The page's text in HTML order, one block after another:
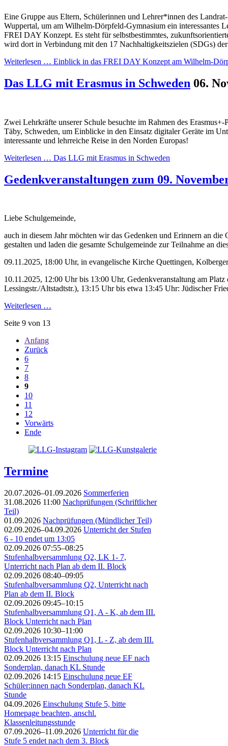
Eine Gruppe aus Eltern, Schülerinnen und Lehrer*innen des
Wuppertal, um am Wilhelm-Dörpfeld-Gymnasium ein interessantes
FREI DAY Konzept. Es steht für selbstbestimmtes,
wird dort in Verbindung mit den 17 Nachhaltigkeitszielen (SDGs)
Weiterlesen … Einblick in das FREI DAY Konzept am Wilhelm-
Das LLG mit Erasmus in Schweden 06.
Zwei Lehrkräfte unserer Schule besuchte im Rahmen des Erasmus+-
Täby, Schweden, um Einblicke in den Einsatz digitaler Geräte im
interessante und lehrreiche Reise in den Norden Europas!
Weiterlesen … Das LLG mit Erasmus in Schweden
Gedenkveranstaltungen zum 09.
Liebe Schulgemeinde,
auch in diesem Jahr möchten wir das Gedenken und Erinnern an die
gestalten und laden die gesamte Schulgemeinde zur Teilnahme an
09.11.2025, 18:00 Uhr, in evangelische Kirche Quettingen,
10.11.2025, 12:00 Uhr bis 13:00 Uhr, Gedenkveranstaltung am Platz
Lessingstr./Altstadtstr.), 13:15 Uhr bis etwa 13:45 Uhr: Jüdischer
Weiterlesen …
Seite 9 von 13
Anfang
Zurück
6
7
8
9
10
11
12
Vorwärts
Ende
Termine
20.07.2026–01.09.2026 Sommerferien
31.08.2026 11:00 Nachprüfungen (Schriftlicher
Teil)
01.09.2026 Nachprüfungen (Mündlicher Teil)
02.09.2026–04.09.2026 Unterricht der Stufen
6 - 10 endet um 13:05
02.09.2026 07:55–08:25
Stufenhalbversammlung Q2, LK 1- 7,
Unterricht nach Plan ab dem II. Block
02.09.2026 08:40–09:05
Stufenhalbversammlung Q2, Unterricht nach
Plan ab dem II. Block
02.09.2026 09:45–10:15
Stufenhalbversammlung Q1, A - K, ab dem III.
Block Unterricht nach Plan
02.09.2026 10:30–11:00
Stufenhalbversammlung Q1, L - Z, ab dem III.
Block Unterricht nach Plan
02.09.2026 13:15 Einschulung neue EF nach
Sonderplan, danach KL Stunde
02.09.2026 14:15 Einschulung neue EF
Schüler:innen nach Sonderplan, danach KL
Stunde
04.09.2026 Einschulung Stufe 5, bitte
Homepage beachten, anschl.
Klassenleitungsstunde
07.09.2026–11.09.2026 Unterricht für die
Stufe 5 endet nach dem 3. Block